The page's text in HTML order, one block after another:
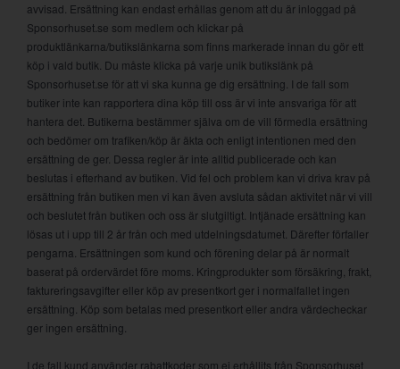
avvisad. Ersättning kan endast erhållas genom att du är inloggad på
Sponsorhuset.se som medlem och klickar på
produktlänkarna/butikslänkarna som finns markerade innan du gör ett
köp i vald butik. Du måste klicka på varje unik butikslänk på
Sponsorhuset.se för att vi ska kunna ge dig ersättning. I de fall som
butiker inte kan rapportera dina köp till oss är vi inte ansvariga för att
hantera det. Butikerna bestämmer själva om de vill förmedla ersättning
och bedömer om trafiken/köp är äkta och enligt intentionen med den
ersättning de ger. Dessa regler är inte alltid publicerade och kan
beslutas i efterhand av butiken. Vid fel och problem kan vi driva krav på
ersättning från butiken men vi kan även avsluta sådan aktivitet när vi vill
och beslutet från butiken och oss är slutgiltigt. Intjänade ersättning kan
lösas ut i upp till 2 år från och med utdelningsdatumet. Därefter förfaller
pengarna. Ersättningen som kund och förening delar på är normalt
baserat på ordervärdet före moms. Kringprodukter som försäkring, frakt,
faktureringsavgifter eller köp av presentkort ger i normalfallet ingen
ersättning. Köp som betalas med presentkort eller andra värdecheckar
ger ingen ersättning.
I de fall kund använder rabattkoder som ej erhållits från Sponsorhuset